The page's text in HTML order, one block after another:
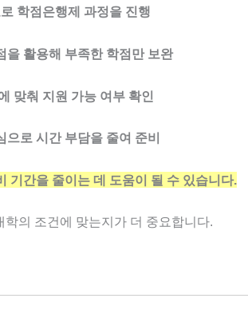
학점은행제 과정을 진행
을 활용해 부족한 학점만 보완
맞춰 지원 가능 여부 확인
으로 시간 부담을 줄여 준비
기간을 줄이는 데 도움이 될 수 있습니다.
학의 조건에 맞는지가 더 중요합니다.